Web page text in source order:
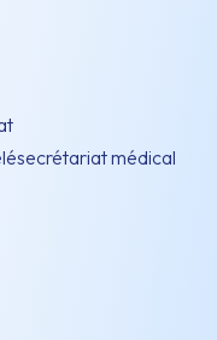
médical